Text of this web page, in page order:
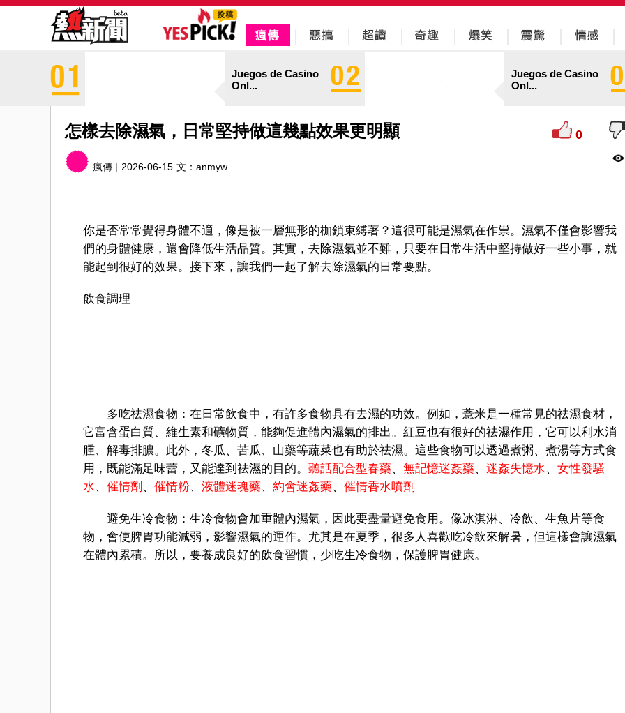
Juegos de Casino
Onl...
Juegos de Casino
Onl...
怎樣去除濕氣，日常堅持做這幾點效果更明顯 0
瘋傳 | 2026-06-15 文： anmyw
你是否常常覺得身體不適，像是被一層無形的枷鎖束縛著？這很可能是濕氣在作祟。濕氣不僅會影響我
們的身體健康，還會降低生活品質。其實，去除濕氣並不難，只要在日常生活中堅持做好一些小事，就
能起到很好的效果。接下來，讓我們一起了解去除濕氣的日常要點。
飲食調理
多吃祛濕食物：在日常飲食中，有許多食物具有去濕的功效。例如，薏米是一種常見的祛濕食材，
它富含蛋白質、維生素和礦物質，能夠促進體內濕氣的排出。紅豆也有很好的祛濕作用，它可以利水消
腫、解毒排膿。此外，冬瓜、苦瓜、山藥等蔬菜也有助於祛濕。這些食物可以透過煮粥、煮湯等方式食
用，既能滿足味蕾，又能達到祛濕的目的。 聽話配合型春藥、 無記憶迷姦藥、 迷姦失憶水、 女性發騷
水、 催情劑 、 催情粉、 液體迷魂藥、 約會迷姦藥、 催情香水噴劑
避免生冷食物：生冷食物會加重體內濕氣，因此要盡量避免食用。像冰淇淋、冷飲、生魚片等食
物，會使脾胃功能減弱，影響濕氣的運作。尤其是在夏季，很多人喜歡吃冷飲來解暑，但這樣會讓濕氣
在體內累積。所以，要養成良好的飲食習慣，少吃生冷食物，保護脾胃健康。